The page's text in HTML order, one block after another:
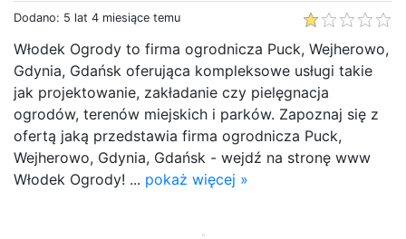
Dodano: 5 lat 4 miesiące temu
Włodek Ogrody to firma ogrodnicza Puck, Wejherowo,
Gdynia, Gdańsk oferująca kompleksowe usługi takie
jak projektowanie, zakładanie czy pielęgnacja
ogrodów, terenów miejskich i parków. Zapoznaj się z
ofertą jaką przedstawia firma ogrodnicza Puck,
Wejherowo, Gdynia, Gdańsk - wejdź na stronę www
Włodek Ogrody! ... pokaż więcej »